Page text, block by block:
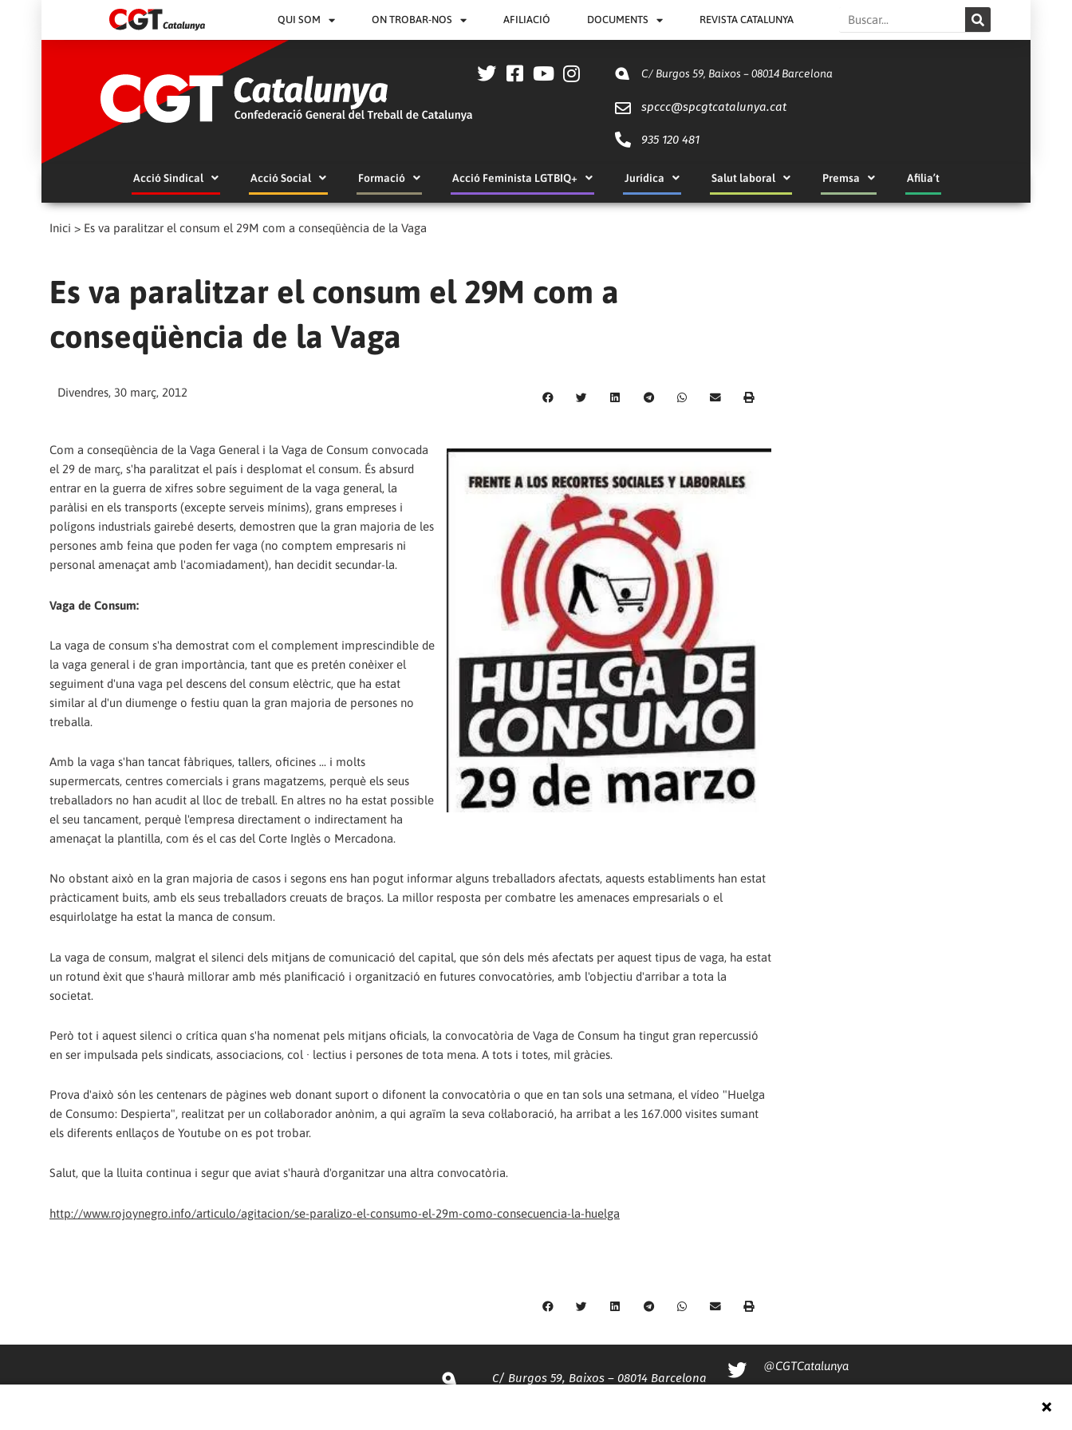
QUI SOM ON TROBAR-NOS AFILIACIÓ DOCUMENTS REVISTA CATALUNYA Search
C/ Burgos 59, Baixos – 08014 Barcelona
spccc@spcgtcatalunya.cat
935 120 481
Acció Sindical Acció Social Formació Acció Feminista LGTBIQ+ Jurídica Salut laboral Premsa Afilia’t
Inici > Es va paralitzar el consum el 29M com a conseqüència de la Vaga
Es va paralitzar el consum el 29M com a
conseqüència de la Vaga
Divendres, 30 març, 2012
Com a conseqüència de la Vaga General i la Vaga de Consum convocada
el 29 de març, s'ha paralitzat el país i desplomat el consum. És absurd
entrar en la guerra de xifres sobre seguiment de la vaga general, la
paràlisi en els transports (excepte serveis mínims), grans empreses i
polígons industrials gairebé deserts, demostren que la gran majoria de les
persones amb feina que poden fer vaga (no comptem empresaris ni
personal amenaçat amb l'acomiadament), han decidit secundar-la.
Vaga de Consum:
La vaga de consum s'ha demostrat com el complement imprescindible de
la vaga general i de gran importància, tant que es pretén conèixer el
seguiment d'una vaga pel descens del consum elèctric, que ha estat
similar al d'un diumenge o festiu quan la gran majoria de persones no
treballa.
Amb la vaga s'han tancat fàbriques, tallers, oficines ... i molts
supermercats, centres comercials i grans magatzems, perquè els seus
treballadors no han acudit al lloc de treball. En altres no ha estat possible
el seu tancament, perquè l'empresa directament o indirectament ha
amenaçat la plantilla, com és el cas del Corte Inglès o Mercadona.
No obstant això en la gran majoria de casos i segons ens han pogut informar alguns treballadors afectats, aquests establiments han estat
pràcticament buits, amb els seus treballadors creuats de braços. La millor resposta per combatre les amenaces empresarials o el
esquirlolatge ha estat la manca de consum.
La vaga de consum, malgrat el silenci dels mitjans de comunicació del capital, que són dels més afectats per aquest tipus de vaga, ha estat
un rotund èxit que s'haurà millorar amb més planificació i organització en futures convocatòries, amb l'objectiu d'arribar a tota la
societat.
Però tot i aquest silenci o crítica quan s'ha nomenat pels mitjans oficials, la convocatòria de Vaga de Consum ha tingut gran repercussió
en ser impulsada pels sindicats, associacions, col · lectius i persones de tota mena. A tots i totes, mil gràcies.
Prova d'això són les centenars de pàgines web donant suport o difonent la convocatòria o que en tan sols una setmana, el vídeo "Huelga
de Consumo: Despierta", realitzat per un col·laborador anònim, a qui agraïm la seva col·laboració, ha arribat a les 167.000 visites sumant
els diferents enllaços de Youtube on es pot trobar.
Salut, que la lluita continua i segur que aviat s'haurà d'organitzar una altra convocatòria.
http://www.rojoynegro.info/articulo/agitacion/se-paralizo-el-consumo-el-29m-como-consecuencia-la-huelga
C/ Burgos 59, Baixos – 08014 Barcelona
@CGTCatalunya